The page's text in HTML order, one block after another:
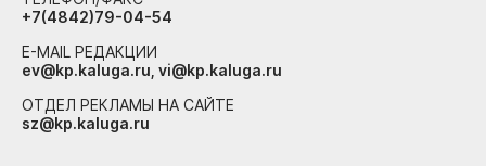
+7(4842)79-04-54
E-MAIL РЕДАКЦИИ
ev@kp.kaluga.ru, vi@kp.kaluga.ru
ОТДЕЛ РЕКЛАМЫ НА САЙТЕ
sz@kp.kaluga.ru